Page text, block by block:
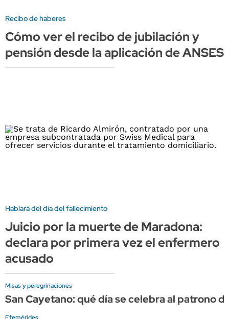
Recibo de haberes
Cómo ver el recibo de jubilación y
pensión desde la aplicación de ANSES
Hablará del día del fallecimiento
Juicio por la muerte de Maradona:
declara por primera vez el enfermero
acusado
Misas y peregrinaciones
San Cayetano: qué día se celebra al patrono